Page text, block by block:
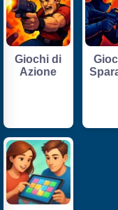
Giochi di
Azione